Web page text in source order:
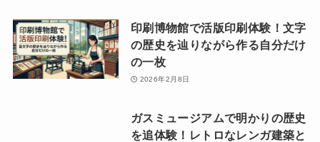
印刷博物館で活版印刷体験！文字
の歴史を辿りながら作る自分だけ
の一枚
2026年2月8日
ガスミュージアムで明かりの歴史
を追体験！レトロなレンガ建築と